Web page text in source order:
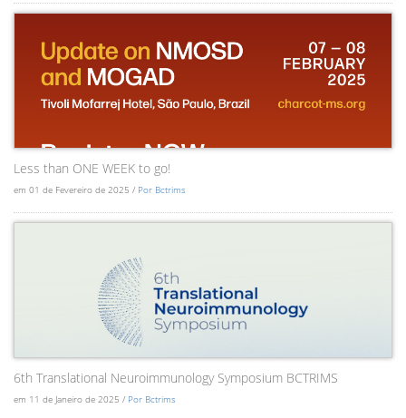
Less than ONE WEEK to go!
em 01 de Fevereiro de 2025 / Por Bctrims
6th Translational Neuroimmunology Symposium BCTRIMS
em 11 de Janeiro de 2025 / Por Bctrims